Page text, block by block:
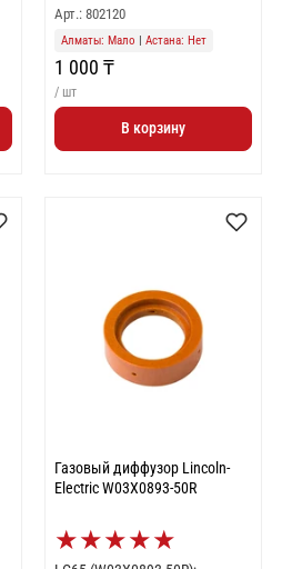
Арт.: 802120
Алматы: Мало | Астана: Нет
1 000 ₸
/ шт
В корзину
Газовый диффузор Lincoln-
Electric W03X0893-50R
★★★★★